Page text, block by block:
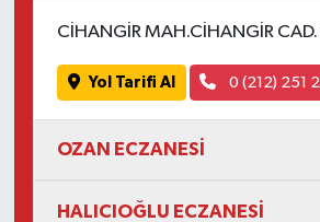
CİHANGİR MAH.CİHANGİR
Yol Tarifi Al 0 (212) 251
OZAN ECZANESİ
HALICIOĞLU ECZANESİ